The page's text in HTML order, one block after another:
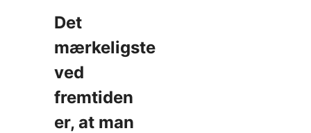
Det
mærkeligste
ved
fremtiden
er, at man